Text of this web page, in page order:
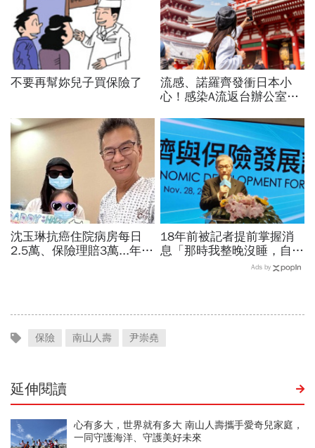
不要再幫妳兒子買保險了
流感、諾羅齊發衝日本小
心！感染A流返台辦公室
賠？僅這5家有法定傳染病
沈玉琳抗癌住院病房每日
2.5萬、保險理賠3萬...年繳
18年前被記者提前掌握消
息「那時我整晚沒睡，自問
該怎辦」 黃天牧：每年
Ads by
保險 南山人壽 尹崇堯
延伸閱讀
心有多大，世界就有多大 南山人壽攜手愛奇兒家庭，
一同守護海洋、守護美好未來